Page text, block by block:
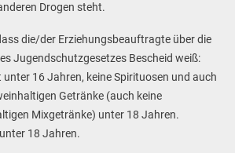
Drogen steht.
die/der Erziehungsbeauftragte über die
Jugendschutzgesetzes Bescheid weiß:
16 Jahren, keine Spirituosen und auch
Getränke (auch keine
Mixgetränke) unter 18 Jahren.
18 Jahren.